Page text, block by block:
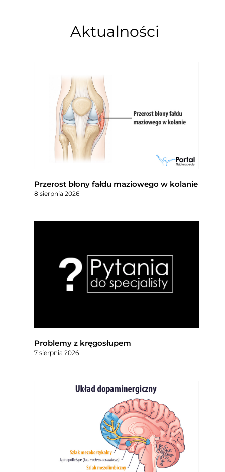
Aktualności
Przerost błony fałdu maziowego w kolanie
8 sierpnia 2026
Problemy z kręgosłupem
7 sierpnia 2026